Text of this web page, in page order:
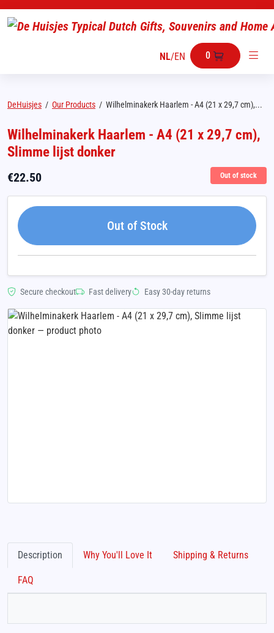
NL/EN 0
DeHuisjes / Our Products / Wilhelminakerk Haarlem - A4 (21 x 29,7 cm),...
Wilhelminakerk Haarlem - A4 (21 x 29,7 cm),
Slimme lijst donker
€22.50 Out of stock
Out of Stock
Secure checkout Fast delivery Easy 30-day returns
Description Why You'll Love It Shipping & Returns
FAQ